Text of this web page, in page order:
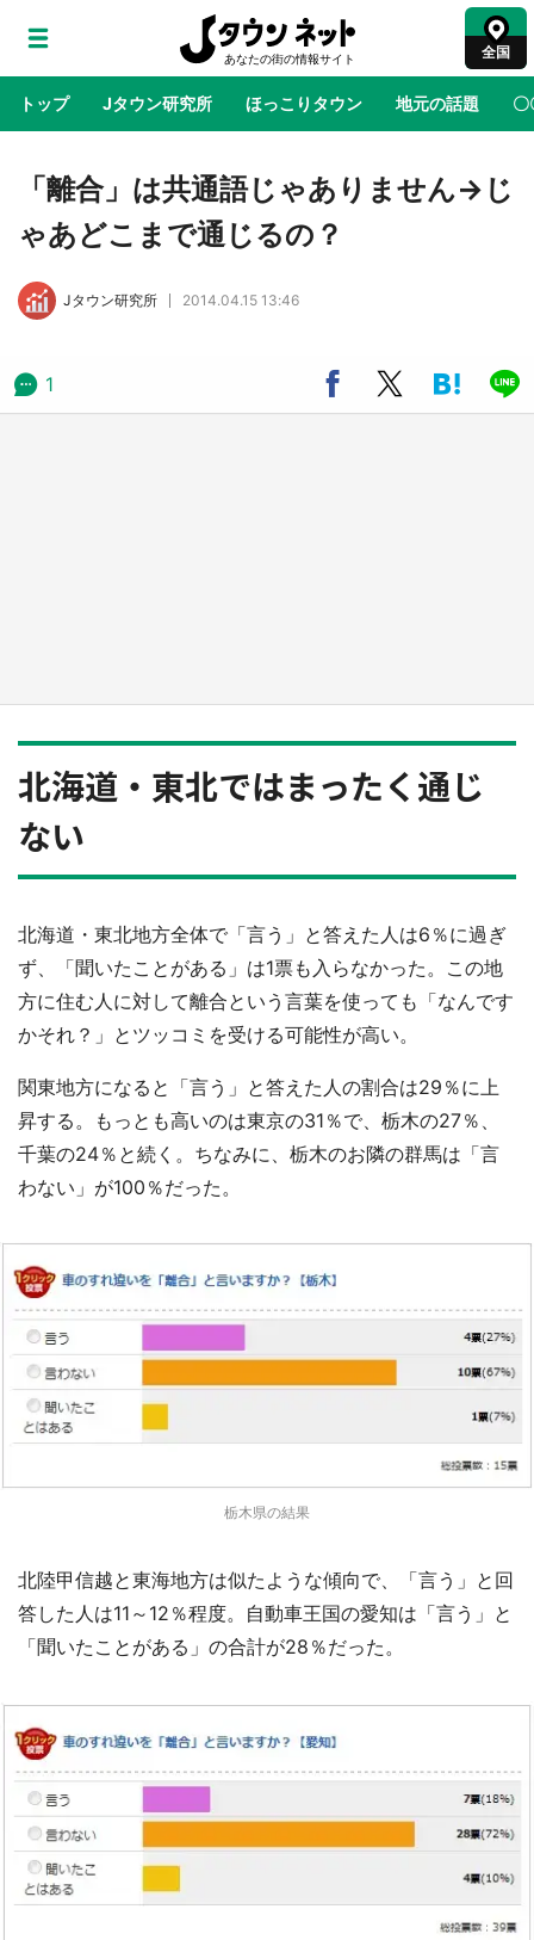
全国
トップ Jタウン研究所 ほっこりタウン 地元の話題 〇
地域×二次元 絶景 あの時はありがとう 物語がはじ
公式プロモ動画で「聖地」が生産されてます
『薬屋のひとりごと』の〝舞〟の世界に入り込
む 六本木ヒルズ展望台でコラボ、本邦初公開
「離合」は共通語じゃありません→じ
ゃあどこまで通じるの？
Jタウン研究所 2014.04.15 13:46
1
北海道・東北ではまったく通じ
ない
北海道・東北地方全体で「言う」と答えた人は6％に過ぎ
ず、「聞いたことがある」は1票も入らなかった。この地
方に住む人に対して離合という言葉を使っても「なんです
かそれ？」とツッコミを受ける可能性が高い。
関東地方になると「言う」と答えた人の割合は29％に上
昇する。もっとも高いのは東京の31％で、栃木の27％、
千葉の24％と続く。ちなみに、栃木のお隣の群馬は「言
わない」が100％だった。
栃木県の結果
北陸甲信越と東海地方は似たような傾向で、「言う」と回
答した人は11～12％程度。自動車王国の愛知は「言う」と
「聞いたことがある」の合計が28％だった。